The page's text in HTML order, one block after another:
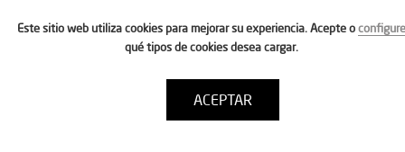
Este sitio web utiliza cookies para mejorar su experiencia. Acepte oconfigure
qué tipos de cookies desea cargar.
ACEPTAR